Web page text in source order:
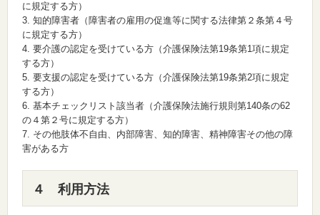
に規定する方）
知的障害者（障害者の雇用の促進等に関する法律第２条第４号
に規定する方）
要介護の認定を受けている方（介護保険法第19条第1項に規定
する方）
要支援の認定を受けている方（介護保険法第19条第2項に規定
する方）
基本チェックリスト該当者（介護保険法施行規則第140条の62
の４第２号に規定する方）
その他肢体不自由、内部障害、知的障害、精神障害その他の障
害がある方
４ 利用方法